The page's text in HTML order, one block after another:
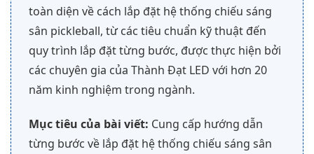
toàn diện về cách lắp đặt hệ thống chiếu sáng
sân pickleball, từ các tiêu chuẩn kỹ thuật đến
quy trình lắp đặt từng bước, được thực hiện bởi
các chuyên gia của Thành Đạt LED với hơn 20
năm kinh nghiệm trong ngành.
Mục tiêu của bài viết: Cung cấp hướng dẫn
từng bước về lắp đặt hệ thống chiếu sáng sân